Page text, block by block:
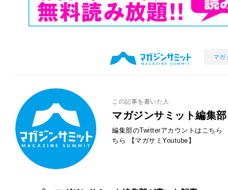
マガ
この記事を書いた人
マガジンサミット編集部
編集部のTwitterアカウントはこちら
ちら
【マガサミYoutube】